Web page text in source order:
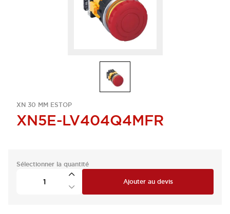
XN 30 MM ESTOP
XN5E-LV404Q4MFR
Sélectionner la quantité
Ajouter au devis